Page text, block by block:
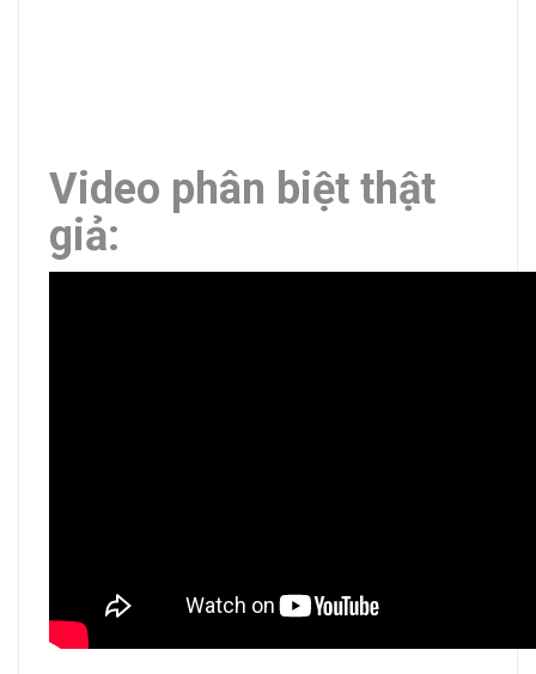
Video phân biệt thật
giả: